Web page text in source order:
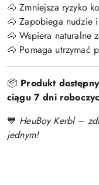
🐴 Zmniejsza ryzyko
🐴 Zapobiega nudzie
🐴 Wspiera naturalne
🐴 Pomaga utrzymać
📦 Produkt
ciągu 7 dni
💙 HeuBoy Kerbl –
jednym!